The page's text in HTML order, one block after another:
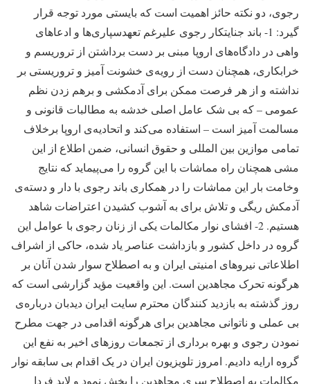
رجوی، دو نکته حائز اهمیت است که بایستی مورد توجه قرار
گیرد: 1- باند جنایتکار رجوی علیرغم تعهدسپاری‌ها و ادعاهای
واهی در دادگاه‌های اروپا مبنی بر دست برداشتن از تروریسم و
خرابکاری، همچنان دست از رویه‌ی خشونت آمیز و تروریستی بر
نداشته و از هر فرصت ممکن برای آدمکشی و برهم زدن نظم
عمومی – که بی شک عامل اصلی خدشه به مطالبات قانونی و
مسالمت آمیز است – استفاده می‌کند و اتحادیه‌ی اروپا برخلاف
تمامی موازین بین المللی و حقوق انسانی، ضمن اطلاع از این
مشی همچنان راه مماشات با این گروه را می‌پیماید که نتایج
وخامت بار این مماشات را در همکاری باند رجوی با دار و دسته‌ی
آدمکش ریگی و تلاش برای به آشوب کشیدن اعتراضات شاهد
هستیم. 2- افشای نوار مکالمات یکی از زنان رجوی با عوامل این
گروه در داخل کشور و بازداشت عناصر یاد شده، حاکی از اشراف
اطلاعاتی نیروهای امنیتی ایران و به اصطلاح سوار شدن آنان بر
هرگونه تحرک مجاهدین است. این واقعیت مؤید گزارشی است که
روز گذشته به بازدید کنندگان محترم سایت ایران دیدبان درباره‌ی
بی عملی و ناتوانی مجاهدین برای هرگونه اقدامی در جهت مطرح
نمودن رجوی و بهره برداری از تجمعات روزهای اخیر به نفع این
گروه ارایه دادیم. امروز تلویزیون ایران در یک اقدام بی سابقه نوار
مکالمات به اصطلاح سری مجاهدین را پخش نمود و لابد فردا